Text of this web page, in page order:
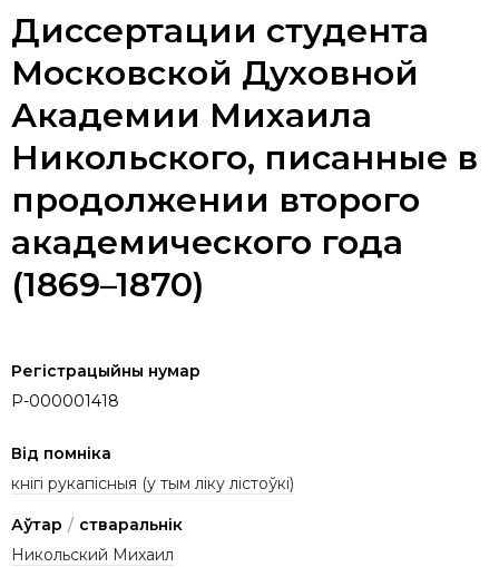
Диссертации студента
Московской Духовной
Академии Михаила
Никольского, писанные в
продолжении второго
академического года
(1869–1870)
Регістрацыйны нумар
P-000001418
Від помніка
кнігі рукапісныя (у тым ліку лістоўкі)
Аўтар / стваральнік
Никольский Михаил